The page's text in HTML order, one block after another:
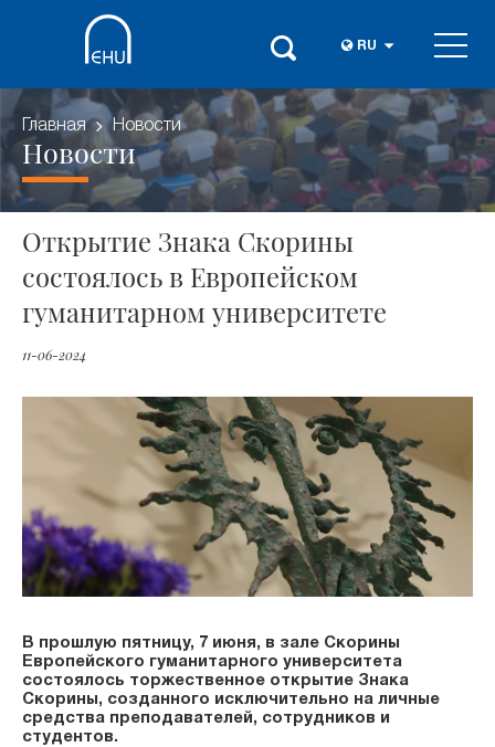
RU
Главная Новости
Новости
Открытие Знака Скорины
состоялось в Европейском
гуманитарном университете
11-06-2024
В прошлую пятницу, 7 июня, в зале Скорины
Европейского гуманитарного университета
состоялось торжественное открытие Знака
Скорины, созданного исключительно на личные
средства преподавателей, сотрудников и
студентов.